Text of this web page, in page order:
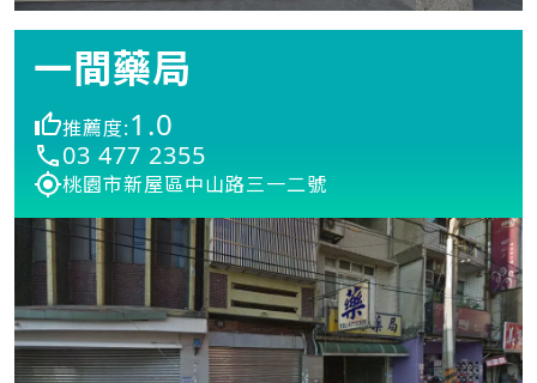
一間藥局
推薦度:1.0
03 477 2355
桃園市新屋區中山路三一二號